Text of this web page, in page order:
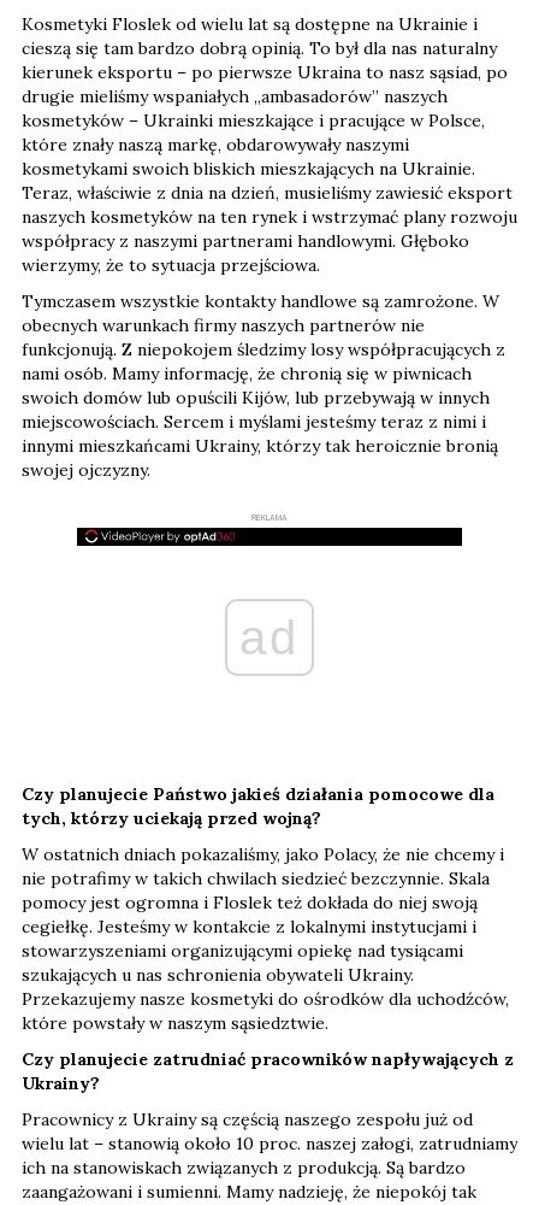
Kosmetyki Floslek od wielu lat są dostępne na Ukrainie i
cieszą się tam bardzo dobrą opinią. To był dla nas naturalny
kierunek eksportu – po pierwsze Ukraina to nasz sąsiad, po
drugie mieliśmy wspaniałych „ambasadorów” naszych
kosmetyków – Ukrainki mieszkające i pracujące w Polsce,
które znały naszą markę, obdarowywały naszymi
kosmetykami swoich bliskich mieszkających na Ukrainie.
Teraz, właściwie z dnia na dzień, musieliśmy zawiesić eksport
naszych kosmetyków na ten rynek i wstrzymać plany rozwoju
współpracy z naszymi partnerami handlowymi. Głęboko
wierzymy, że to sytuacja przejściowa.
Tymczasem wszystkie kontakty handlowe są zamrożone. W
obecnych warunkach firmy naszych partnerów nie
funkcjonują. Z niepokojem śledzimy losy współpracujących z
nami osób. Mamy informację, że chronią się w piwnicach
swoich domów lub opuścili Kijów, lub przebywają w innych
miejscowościach. Sercem i myślami jesteśmy teraz z nimi i
innymi mieszkańcami Ukrainy, którzy tak heroicznie bronią
swojej ojczyzny.
REKLAMA
ad
Czy planujecie Państwo jakieś działania pomocowe dla
tych, którzy uciekają przed wojną?
W ostatnich dniach pokazaliśmy, jako Polacy, że nie chcemy i
nie potrafimy w takich chwilach siedzieć bezczynnie. Skala
pomocy jest ogromna i Floslek też dokłada do niej swoją
cegiełkę. Jesteśmy w kontakcie z lokalnymi instytucjami i
stowarzyszeniami organizującymi opiekę nad tysiącami
szukających u nas schronienia obywateli Ukrainy.
Przekazujemy nasze kosmetyki do ośrodków dla uchodźców,
które powstały w naszym sąsiedztwie.
Czy planujecie zatrudniać pracowników napływających z
Ukrainy?
Pracownicy z Ukrainy są częścią naszego zespołu już od
wielu lat – stanowią około 10 proc. naszej załogi, zatrudniamy
ich na stanowiskach związanych z produkcją. Są bardzo
zaangażowani i sumienni. Mamy nadzieję, że niepokój tak